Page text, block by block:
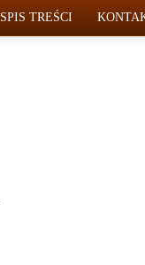
SPIS TREŚCI